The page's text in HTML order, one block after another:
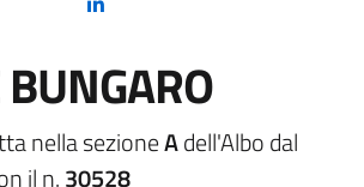
nella sezioneAdell'Albo dal
il n.30528